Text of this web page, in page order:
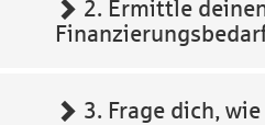
2. Ermittle
3. Frage dich,